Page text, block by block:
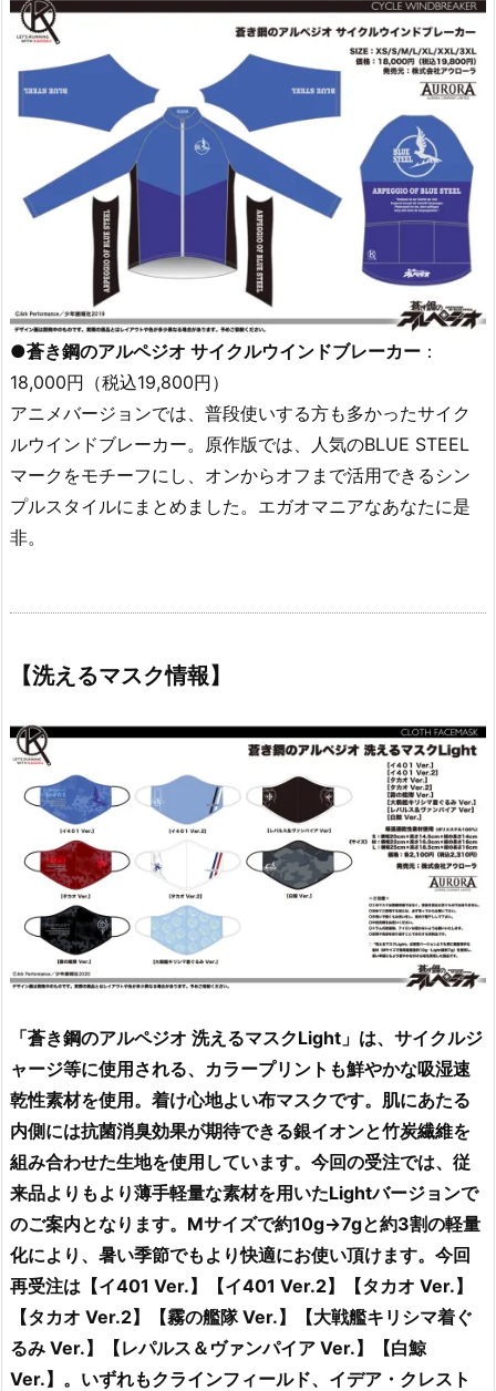
●蒼き鋼のアルペジオ サイクルウインドブレーカー ：
18,000円（税込19,800円）
アニメバージョンでは、普段使いする方も多かったサイク
ルウインドブレーカー。原作版では、人気のBLUE STEEL
マークをモチーフにし、オンからオフまで活用できるシン
プルスタイルにまとめました。エガオマニアなあなたに是
非。
【洗えるマスク情報】
「蒼き鋼のアルペジオ 洗えるマスクLight」は、サイクルジ
ャージ等に使用される、カラープリントも鮮やかな吸湿速
乾性素材を使用。着け心地よい布マスクです。肌にあたる
内側には抗菌消臭効果が期待できる銀イオンと竹炭繊維を
組み合わせた生地を使用しています。今回の受注では、従
来品よりもより薄手軽量な素材を用いたLightバージョンで
のご案内となります。Mサイズで約10g→7gと約3割の軽量
化により、暑い季節でもより快適にお使い頂けます。今回
再受注は【イ401 Ver.】【イ401 Ver.2】【タカオ Ver.】
【タカオ Ver.2】【霧の艦隊 Ver.】【大戦艦キリシマ着ぐ
るみ Ver.】【レパルス＆ヴァンパイア Ver.】【白鯨
Ver.】。いずれもクラインフィールド、イデア・クレスト